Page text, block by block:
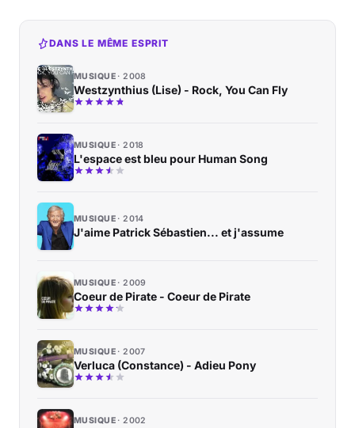
DANS LE MÊME ESPRIT
MUSIQUE 2008
Westzynthius (Lise) - Rock, You Can Fly
MUSIQUE 2018
L'espace est bleu pour Human Song
MUSIQUE 2014
J'aime Patrick Sébastien... et j'assume
MUSIQUE 2009
Coeur de Pirate - Coeur de Pirate
MUSIQUE 2007
Verluca (Constance) - Adieu Pony
MUSIQUE 2002